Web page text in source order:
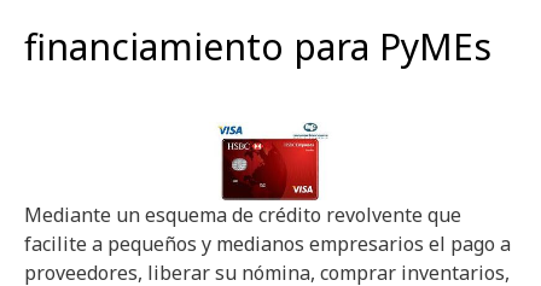
financiamiento para PyMEs
Mediante un esquema de crédito revolvente que
facilite a pequeños y medianos empresarios el pago a
proveedores, liberar su nómina, comprar inventarios,